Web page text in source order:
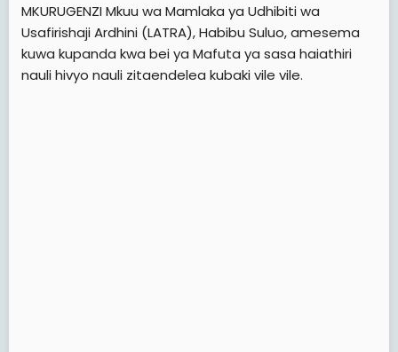
t
e
r
MKURUGENZI Mkuu wa Mamlaka ya Udhibiti wa
Usafirishaji Ardhini (LATRA), Habibu Suluo, amesema
kuwa kupanda kwa bei ya Mafuta ya sasa haiathiri
nauli hivyo nauli zitaendelea kubaki vile vile.